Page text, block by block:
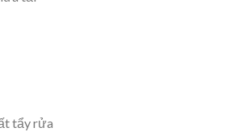
tẩy rửa